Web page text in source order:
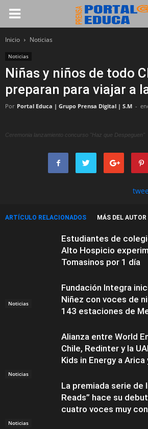
Inicio Noticias
Noticias
Niñas y niños de todo
preparan para viajar a
Por Portal Educa | Grupo Prensa Digital | S.M -
Ceremonia lanzamiento concurso "Haz que Despeguen"
ARTÍCULO RELACIONADOS MÁS DEL AUTOR
Noticias
Estudiantes de
Alto Hospicio
Tomasinos por 1 día
Noticias
Fundación Integra
Niñez con voces de
143 estaciones de
Noticias
Alianza entre World
Chile, Redinter y la
Kids in Energy a
La premiada serie de
Reads” hace su
cuatro voces muy